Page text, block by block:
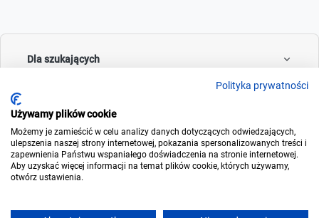
Dla szukających
Dla wynajmujących
Polityka prywatności
Używamy plików cookie
Możemy je zamieścić w celu analizy danych dotyczących odwiedzających,
ulepszenia naszej strony internetowej, pokazania spersonalizowanych treści i
zapewnienia Państwu wspaniałego doświadczenia na stronie internetowej.
Aby uzyskać więcej informacji na temat plików cookie, których używamy,
otwórz ustawienia.